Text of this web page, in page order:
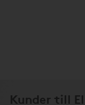
Kunder till